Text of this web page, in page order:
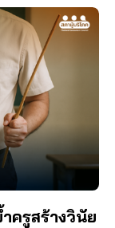
ครูสร้างวินัย